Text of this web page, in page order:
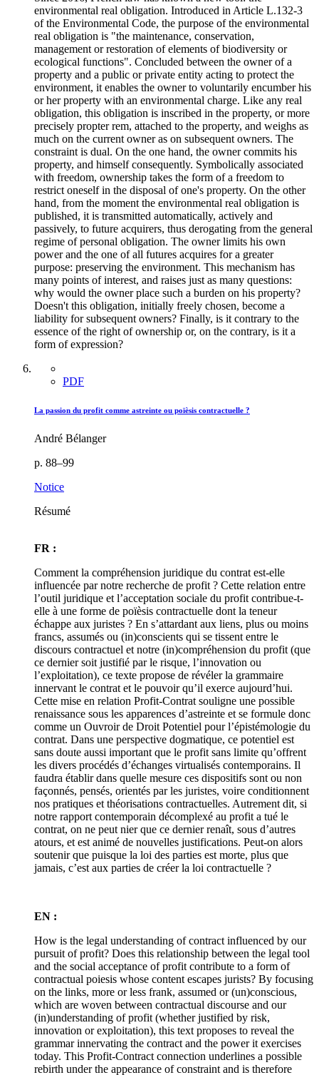
environmental real obligation. Introduced in Article L.132-3
of the Environmental Code, the purpose of the environmental
real obligation is "the maintenance, conservation,
management or restoration of elements of biodiversity or
ecological functions". Concluded between the owner of a
property and a public or private entity acting to protect the
environment, it enables the owner to voluntarily encumber his
or her property with an environmental charge. Like any real
obligation, this obligation is inscribed in the property, or more
precisely propter rem, attached to the property, and weighs as
much on the current owner as on subsequent owners. The
constraint is dual. On the one hand, the owner commits his
property, and himself consequently. Symbolically associated
with freedom, ownership takes the form of a freedom to
restrict oneself in the disposal of one's property. On the other
hand, from the moment the environmental real obligation is
published, it is transmitted automatically, actively and
passively, to future acquirers, thus derogating from the general
regime of personal obligation. The owner limits his own
power and the one of all futures acquires for a greater
purpose: preserving the environment. This mechanism has
many points of interest, and raises just as many questions:
why would the owner place such a burden on his property?
Doesn't this obligation, initially freely chosen, become a
liability for subsequent owners? Finally, is it contrary to the
essence of the right of ownership or, on the contrary, is it a
form of expression?
PDF
La passion du profit comme astreinte ou poïèsis contractuelle ?
André Bélanger
p. 88–99
Notice
Résumé
FR :
Comment la compréhension juridique du contrat est-elle
influencée par notre recherche de profit ? Cette relation entre
l’outil juridique et l’acceptation sociale du profit contribue-t-
elle à une forme de poïèsis contractuelle dont la teneur
échappe aux juristes ? En s’attardant aux liens, plus ou moins
francs, assumés ou (in)conscients qui se tissent entre le
discours contractuel et notre (in)compréhension du profit (que
ce dernier soit justifié par le risque, l’innovation ou
l’exploitation), ce texte propose de révéler la grammaire
innervant le contrat et le pouvoir qu’il exerce aujourd’hui.
Cette mise en relation Profit-Contrat souligne une possible
renaissance sous les apparences d’astreinte et se formule donc
comme un Ouvroir de Droit Potentiel pour l’épistémologie du
contrat. Dans une perspective dogmatique, ce potentiel est
sans doute aussi important que le profit sans limite qu’offrent
les divers procédés d’échanges virtualisés contemporains. Il
faudra établir dans quelle mesure ces dispositifs sont ou non
façonnés, pensés, orientés par les juristes, voire conditionnent
nos pratiques et théorisations contractuelles. Autrement dit, si
notre rapport contemporain décomplexé au profit a tué le
contrat, on ne peut nier que ce dernier renaît, sous d’autres
atours, et est animé de nouvelles justifications. Peut-on alors
soutenir que puisque la loi des parties est morte, plus que
jamais, c’est aux parties de créer la loi contractuelle ?
EN :
How is the legal understanding of contract influenced by our
pursuit of profit? Does this relationship between the legal tool
and the social acceptance of profit contribute to a form of
contractual poiesis whose content escapes jurists? By focusing
on the links, more or less frank, assumed or (un)conscious,
which are woven between contractual discourse and our
(in)understanding of profit (whether justified by risk,
innovation or exploitation), this text proposes to reveal the
grammar innervating the contract and the power it exercises
today. This Profit-Contract connection underlines a possible
rebirth under the appearance of constraint and is therefore